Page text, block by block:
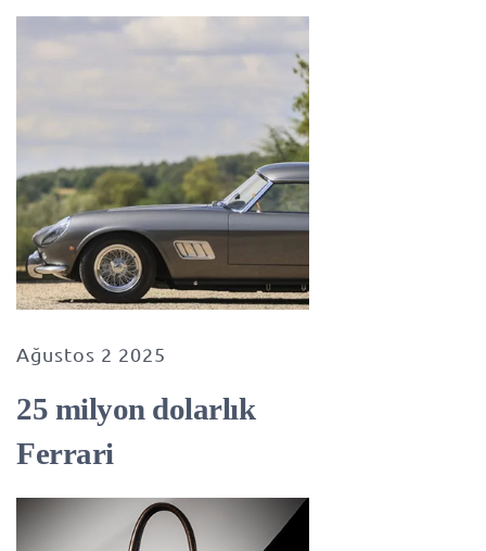
Ağustos 2 2025
25 milyon dolarlık
Ferrari